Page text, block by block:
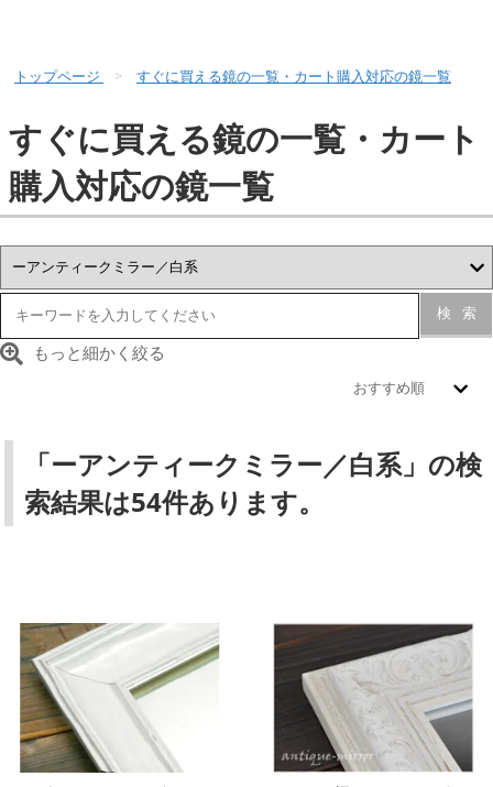
トップページ すぐに買える鏡の一覧・カート購入対応の鏡一覧
すぐに買える鏡の一覧・カート
購入対応の鏡一覧
検索
もっと細かく絞る
「ーアンティークミラー／白系」の検
索結果は54件あります。